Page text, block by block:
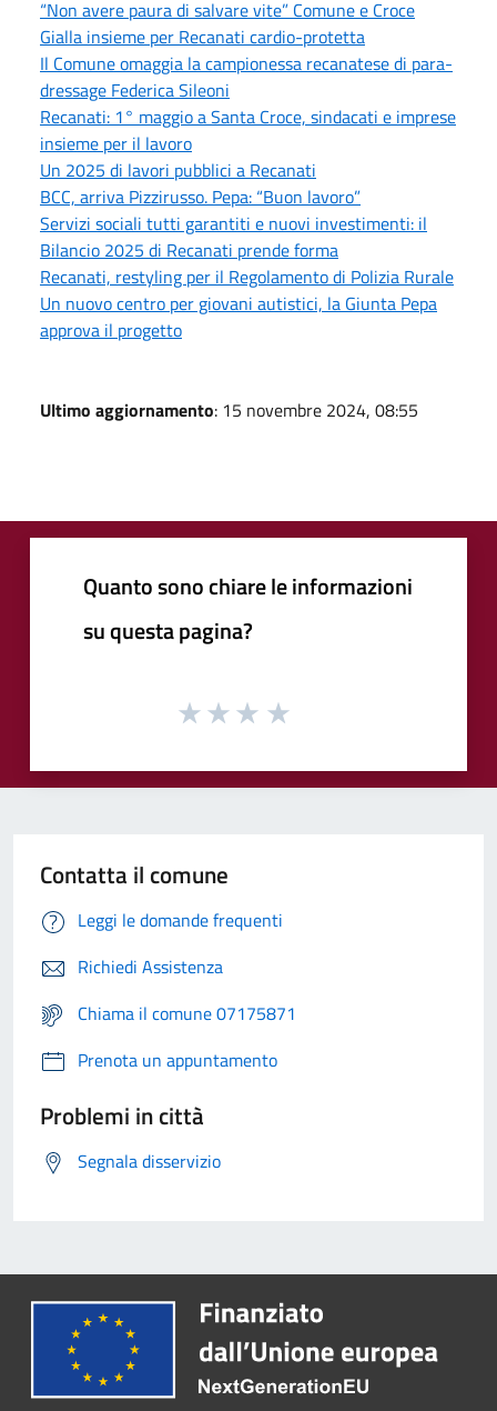
“Non avere paura di salvare vite” Comune e Croce
Gialla insieme per Recanati cardio-protetta
Il Comune omaggia la campionessa recanatese di para-
dressage Federica Sileoni
Recanati: 1° maggio a Santa Croce, sindacati e imprese
insieme per il lavoro
Un 2025 di lavori pubblici a Recanati
BCC, arriva Pizzirusso. Pepa: “Buon lavoro”
Servizi sociali tutti garantiti e nuovi investimenti: il
Bilancio 2025 di Recanati prende forma
Recanati, restyling per il Regolamento di Polizia Rurale
Un nuovo centro per giovani autistici, la Giunta Pepa
approva il progetto
Ultimo aggiornamento: 15 novembre 2024, 08:55
Quanto sono chiare le informazioni
su questa pagina?
Contatta il comune
Leggi le domande frequenti
Richiedi Assistenza
Chiama il comune 07175871
Prenota un appuntamento
Problemi in città
Segnala disservizio